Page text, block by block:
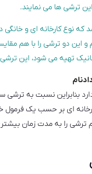
ترشی ها می نمایند.
نوع کارخانه ای و
و این دو ترشی را با هم
تهیه می شود، این ترشی
بنابراین نسبت به ترشی
ای بر حسب یک فرمول
را به مدت زمان